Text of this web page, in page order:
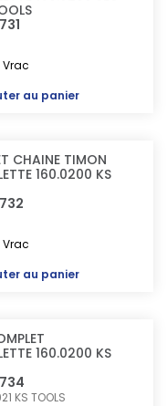
au panier
CHAINE TIMON
160.0200 KS
au panier
160.0200 KS
KS TOOLS